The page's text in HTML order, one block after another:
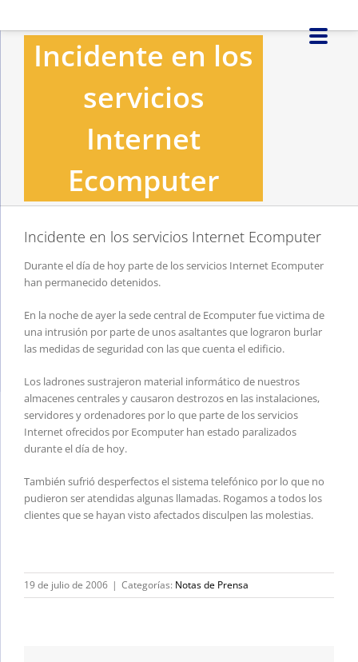
al
contenidoIncidente en los
servicios
Internet
Ecomputer
Incidente en los servicios Internet Ecomputer
Durante el día de hoy parte de los servicios Internet Ecomputer
han permanecido detenidos.
En la noche de ayer la sede central de Ecomputer fue victima de
una intrusión por parte de unos asaltantes que lograron burlar
las medidas de seguridad con las que cuenta el edificio.
Los ladrones sustrajeron material informático de nuestros
almacenes centrales y causaron destrozos en las instalaciones,
servidores y ordenadores por lo que parte de los servicios
Internet ofrecidos por Ecomputer han estado paralizados
durante el día de hoy.
También sufrió desperfectos el sistema telefónico por lo que no
pudieron ser atendidas algunas llamadas. Rogamos a todos los
clientes que se hayan visto afectados disculpen las molestias.
19 de julio de 2006 | Categorías: Notas de Prensa